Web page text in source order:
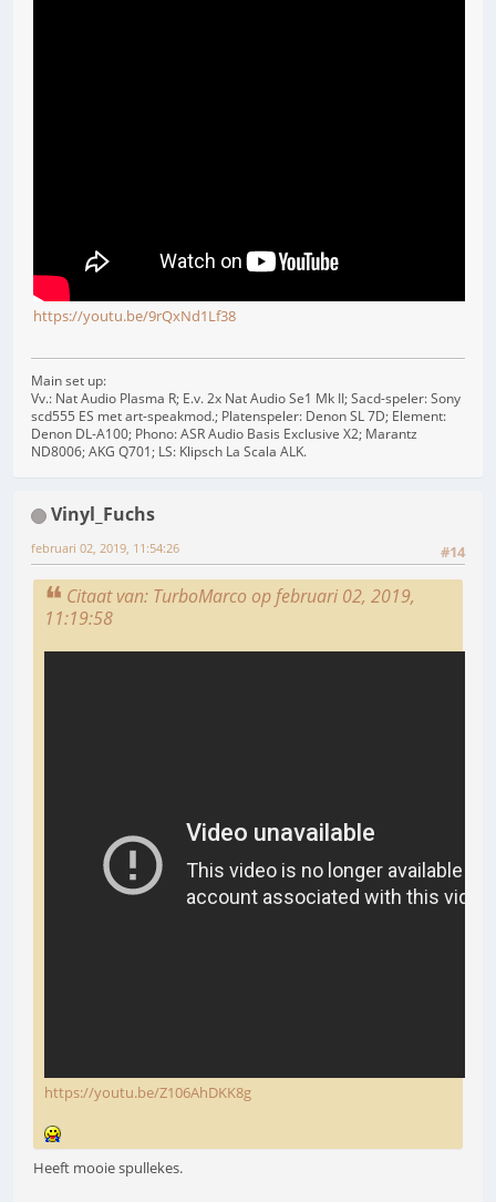
https://youtu.be/9rQxNd1Lf38
Main set up:
Vv.: Nat Audio Plasma R; E.v. 2x Nat Audio Se1 Mk II; Sacd-speler: Sony
scd555 ES met art-speakmod.; Platenspeler: Denon SL 7D; Element:
Denon DL-A100; Phono: ASR Audio Basis Exclusive X2; Marantz
ND8006; AKG Q701; LS: Klipsch La Scala ALK.
Vinyl_Fuchs
#14
februari 02, 2019, 11:54:26
Citaat van: TurboMarco op februari 02, 2019,
11:19:58
https://youtu.be/Z106AhDKK8g
Heeft mooie spullekes.